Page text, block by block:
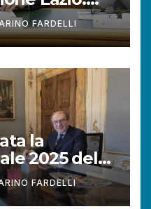
rispetto al
FARDELLI
la
2025 del
dellaFARDELLI